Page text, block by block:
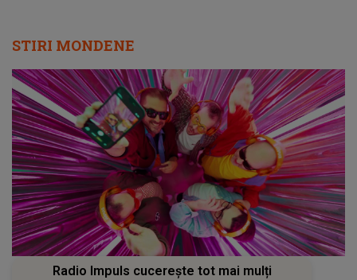
STIRI MONDENE
Radio Impuls cucerește tot mai mulți